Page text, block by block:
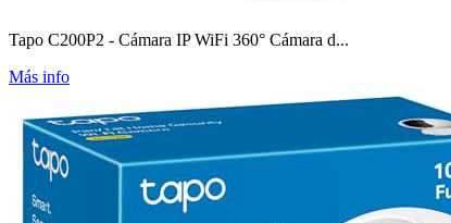
Tapo C200P2 - Cámara IP WiFi 360° Cámara d...
Más info